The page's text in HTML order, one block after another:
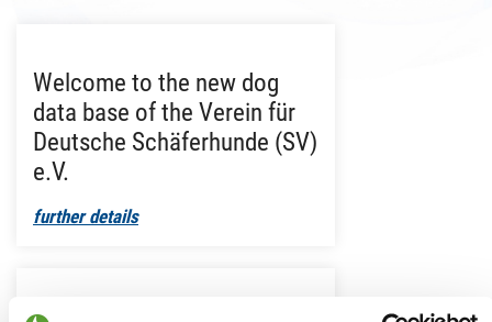
Welcome to the new dog
data base of the Verein für
Deutsche Schäferhunde (SV)
e.V.
further details